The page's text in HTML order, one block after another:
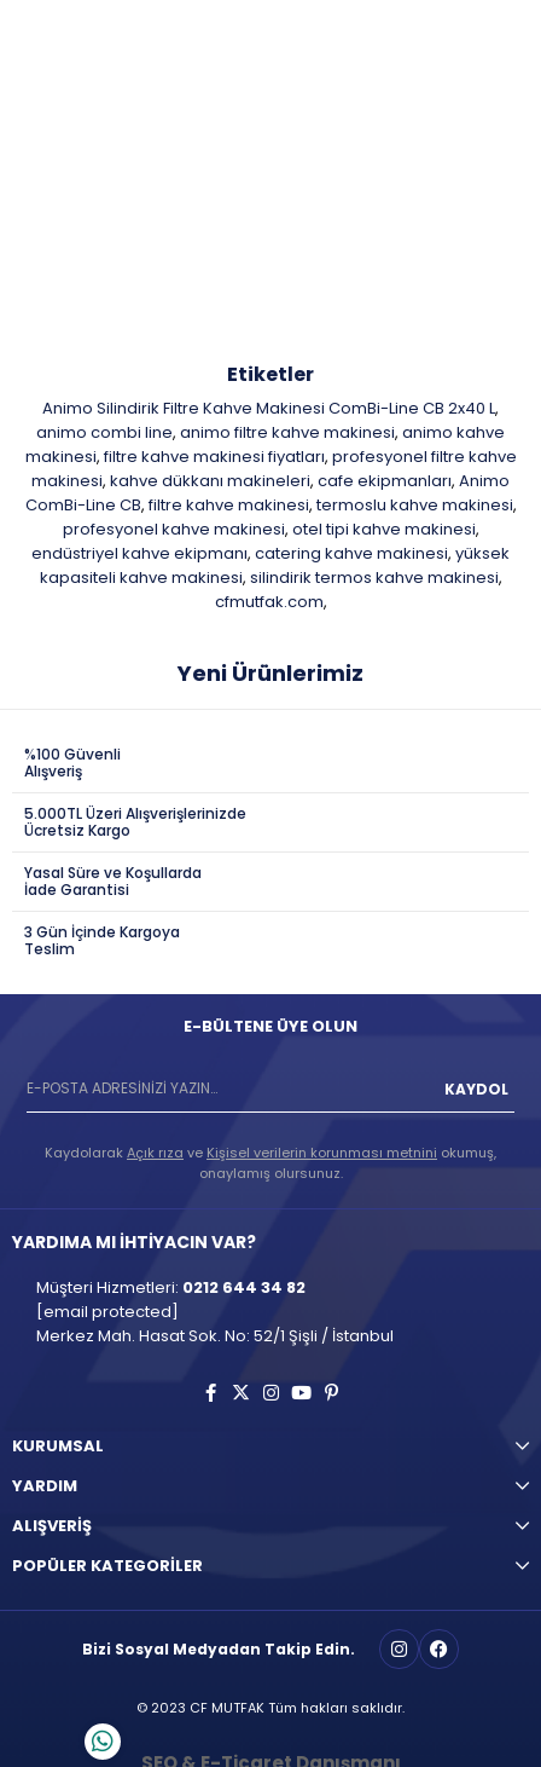
Etiketler
Animo Silindirik Filtre Kahve Makinesi ComBi-Line CB 2x40 L,
animo combi line, animo filtre kahve makinesi, animo kahve
makinesi, filtre kahve makinesi fiyatları, profesyonel filtre kahve
makinesi, kahve dükkanı makineleri, cafe ekipmanları, Animo
ComBi-Line CB, filtre kahve makinesi, termoslu kahve makinesi,
profesyonel kahve makinesi, otel tipi kahve makinesi,
endüstriyel kahve ekipmanı, catering kahve makinesi, yüksek
kapasiteli kahve makinesi, silindirik termos kahve makinesi,
cfmutfak.com,
Yeni Ürünlerimiz
%100 Güvenli
Alışveriş
5.000TL Üzeri Alışverişlerinizde
Ücretsiz Kargo
Yasal Süre ve Koşullarda
İade Garantisi
3 Gün İçinde Kargoya
Teslim
E-BÜLTENE ÜYE OLUN
KAYDOL
KaydolarakAçık rıza ve Kişisel verilerin korunması metnini okumuş,
onaylamış olursunuz.
YARDIMA MI İHTİYACIN VAR?
Müşteri Hizmetleri: 0212 644 34 82
[email protected]
Merkez Mah. Hasat Sok. No: 52/1 Şişli / İstanbul
KURUMSAL
YARDIM
ALIŞVERİŞ
POPÜLER KATEGORİLER
Bizi Sosyal Medyadan Takip Edin.
© 2023 CF MUTFAK Tüm hakları saklıdır.